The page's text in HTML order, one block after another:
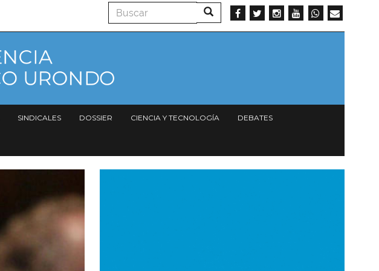
Buscar Buscar
SINDICALES DOSSIER CIENCIA Y TECNOLOGÍA DEBATES